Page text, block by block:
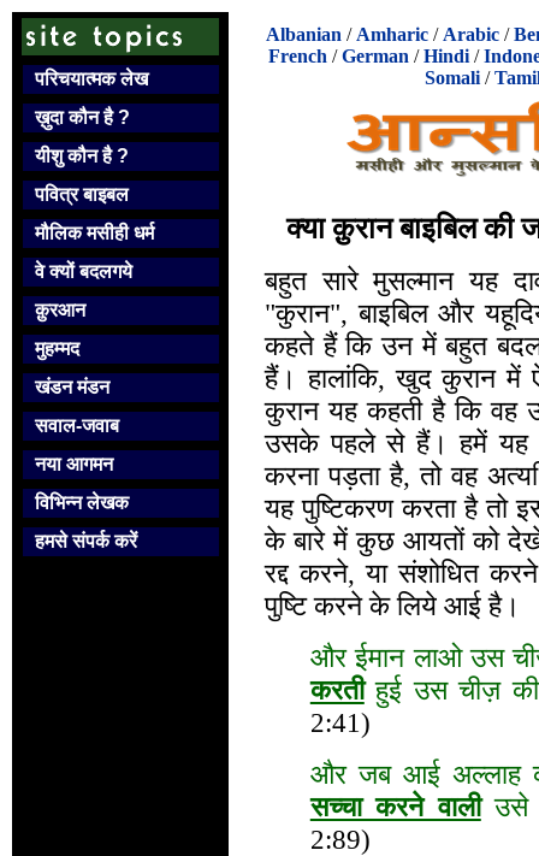
परिचयात्मक लेख
ख़ुदा कौन है ?
यीशु कौन है ?
पवित्र बाइबल
मौलिक मसीही धर्म
वे क्यों बदलगये
क़ुरआन
मुहम्मद
खंडन मंडन
सवाल-जवाब
नया आगमन
विभिन्न लेखक
हमसे संपर्क करें
Albanian / Amharic / Arabic /
French /German /Hindi /
Somali/
क्या क़ुरान बाइबिल की
बहुत सारे मुसल्मान यह
"कुरान", बाइबिल और
कहते हैं कि उन में बहुत
हैं। हालांकि, खुद कुरान में
कुरान यह कहती है कि वह
उसके पहले से हैं। हमें यह
करना पड़ता है, तो वह
यह पुष्टिकरण करता है तो
के बारे में कुछ आयतों को
रद्द करने, या संशोधित
पुष्टि करने के लिये आई है।
और ईमान लाओ उस
करतीहुई उस चीज़ की
2:41)
और जब आई अल्लाह
सच्चा करने वालीउसे
2:89)